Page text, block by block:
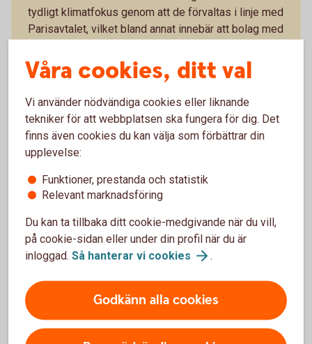
tydligt klimatfokus genom att de förvaltas i linje med
Parisavtalet, vilket bland annat innebär att bolag med
sex olika fonder med olika inriktningar.
Access Edge Global
Access Edge Europe
Access Edge Japan
Access Edge Sweden
Swedbank Robur Access Edge – se
utveckling
Indexfonder och indexnära fonder
– för vem och varför?
Våra cookies, ditt val
Vi använder nödvändiga cookies eller liknande
tekniker för att webbplatsen ska fungera för dig. Det
finns även cookies du kan välja som förbättrar din
upplevelse:
Funktioner, prestanda och statistik
Relevant marknadsföring
Du kan ta tillbaka ditt cookie-medgivande när du vill,
på cookie-sidan eller under din profil när du är
inloggad. Så hanterar vi cookies .
Godkänn alla cookies